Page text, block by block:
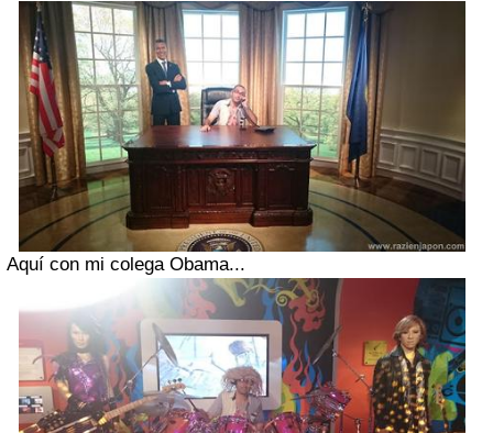
Aquí con mi colega Obama...